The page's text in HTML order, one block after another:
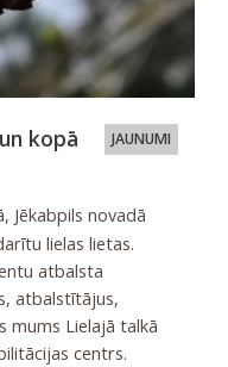
JAUNUMI
kopā
Jēkabpils novadā
lielas lietas.
atbalsta
atbalstītājus,
mums Lielajā talkā
centrs.